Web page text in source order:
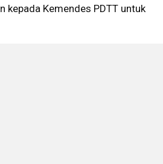
kepada Kemendes PDTT untuk